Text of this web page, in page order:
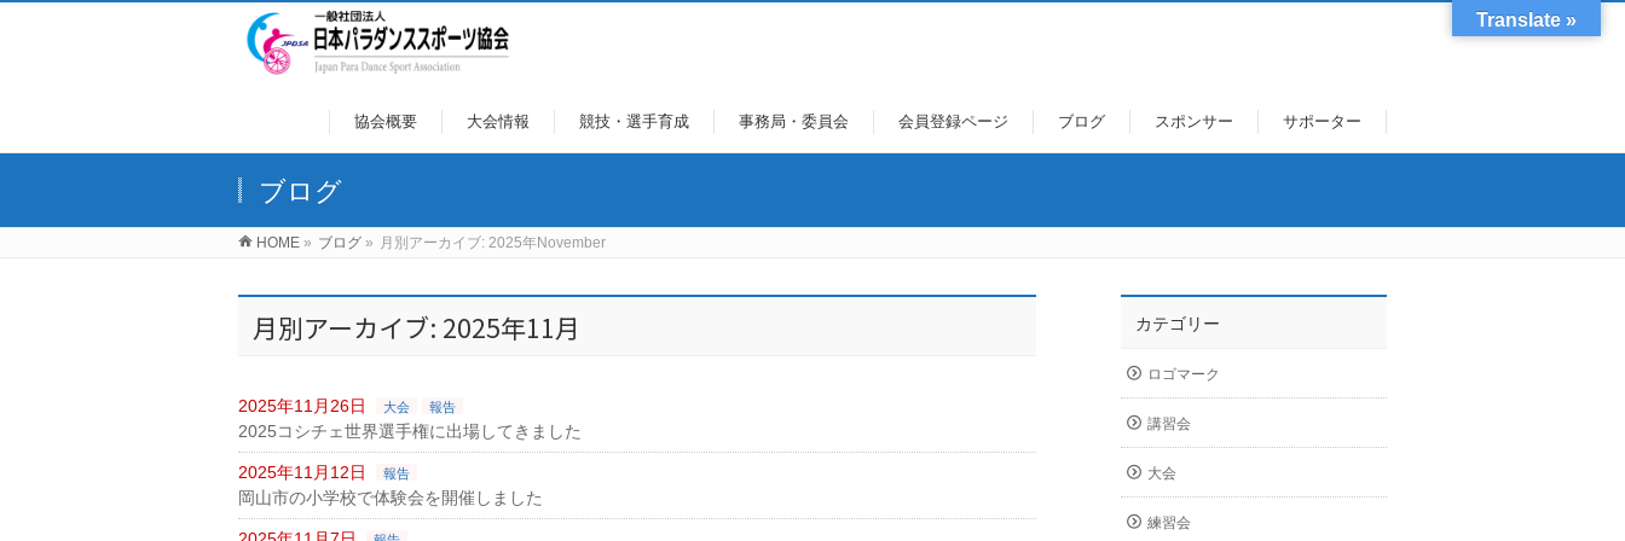
協会概要 大会情報 競技・選手育成 事務局・委員会 会員登録ページ ブログ スポンサー サポーター
ブログ
HOME » ブログ » 月別アーカイブ: 2025年November
月別アーカイブ: 2025年11月
2025年11月26日 大会 報告
2025コシチェ世界選手権に出場してきました
2025年11月12日 報告
岡山市の小学校で体験会を開催しました
カテゴリー
ロゴマーク
講習会
大会
練習会
Translate »